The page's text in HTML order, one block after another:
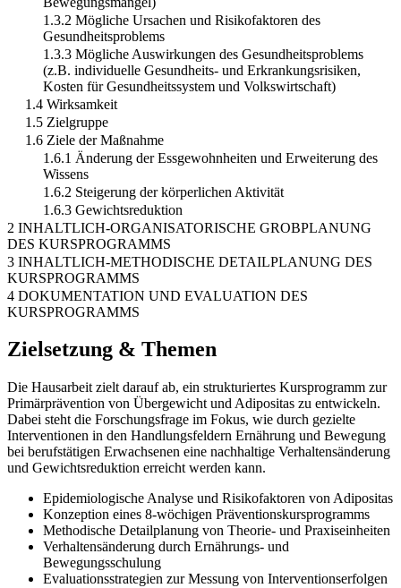
1.3.2 Mögliche Ursachen und Risikofaktoren des
Gesundheitsproblems
1.3.3 Mögliche Auswirkungen des Gesundheitsproblems
(z.B. individuelle Gesundheits- und Erkrankungsrisiken,
Kosten für Gesundheitssystem und Volkswirtschaft)
1.4 Wirksamkeit
1.5 Zielgruppe
1.6 Ziele der Maßnahme
1.6.1 Änderung der Essgewohnheiten und Erweiterung des
Wissens
1.6.2 Steigerung der körperlichen Aktivität
1.6.3 Gewichtsreduktion
2 INHALTLICH-ORGANISATORISCHE GROBPLANUNG
DES KURSPROGRAMMS
3 INHALTLICH-METHODISCHE DETAILPLANUNG DES
KURSPROGRAMMS
4 DOKUMENTATION UND EVALUATION DES
KURSPROGRAMMS
Zielsetzung & Themen
Die Hausarbeit zielt darauf ab, ein strukturiertes Kursprogramm zur
Primärprävention von Übergewicht und Adipositas zu entwickeln.
Dabei steht die Forschungsfrage im Fokus, wie durch gezielte
Interventionen in den Handlungsfeldern Ernährung und Bewegung
bei berufstätigen Erwachsenen eine nachhaltige Verhaltensänderung
und Gewichtsreduktion erreicht werden kann.
Epidemiologische Analyse und Risikofaktoren von Adipositas
Konzeption eines 8-wöchigen Präventionskursprogramms
Methodische Detailplanung von Theorie- und Praxiseinheiten
Verhaltensänderung durch Ernährungs- und
Bewegungsschulung
Evaluationsstrategien zur Messung von Interventionserfolgen